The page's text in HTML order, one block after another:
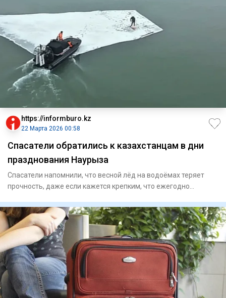
https://informburo.kz
22 Марта 2026 00:58
Спасатели обратились к казахстанцам в дни
празднования Наурыза
Спасатели напомнили, что весной лёд на водоёмах теряет
прочность, даже если кажется крепким, что ежегодно